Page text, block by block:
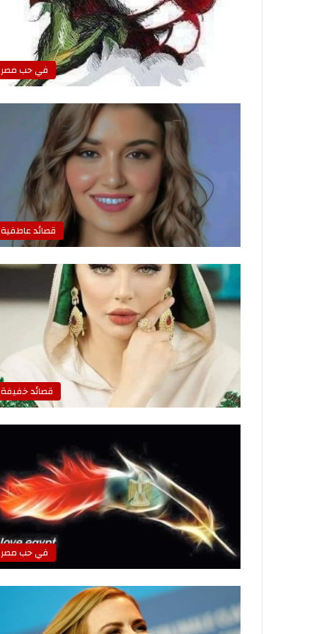
في حب مصر
قصائد عاطفية
قصائد خفيفة
في حب مصر